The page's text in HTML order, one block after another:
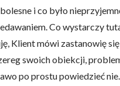
i co było
Co wystarczy
Klient mówi zastanowię
swoich obiekcji,
po prostu powiedzieć
i reklam, aby oferować